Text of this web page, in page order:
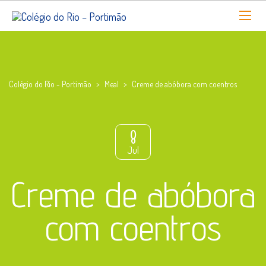
Colégio do Rio - Portimão > Meal > Creme de abóbora com coentros
8
Jul
Creme de abóbora
com coentros